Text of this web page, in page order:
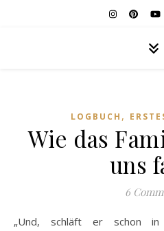
LOGBUCH ,
Wie das
uns
6
„Und, schläft er schon in seinem eigenen Bett?“